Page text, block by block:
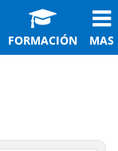
FORMACIÓN MAS